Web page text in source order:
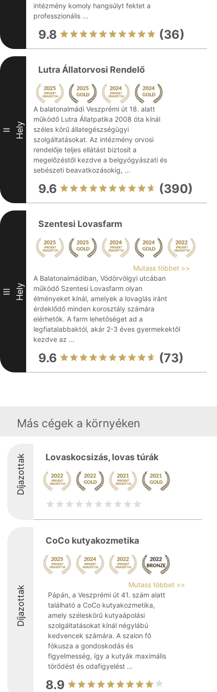
intézmény komoly hangsúlyt fektet a
professzionális ...
9.8 (36)
II Hely
Lutra Állatorvosi Rendelő
A balatonalmádi Veszprémi út 18. alatt
működő Lutra Állatpatika 2008 óta kínál
széles körű állategészségügyi
szolgáltatásokat. Az intézmény orvosi
rendelője teljes ellátást biztosít a
megelőzéstől kezdve a belgyógyászati és
sebészeti beavatkozásokig, ...
9.6 (390)
III Hely
Szentesi Lovasfarm
Mutass többet >>
A Balatonalmádiban, Vödörvölgyi utcában
működő Szentesi Lovasfarm olyan
élményeket kínál, amelyek a lovaglás iránt
érdeklődő minden korosztály számára
elérhetők. A farm lehetőséget ad a
legfiatalabbaktól, akár 2-3 éves gyermekektől
kezdve az ...
9.6 (73)
Más cégek a környéken
Díjazottak Lovaskocsizás, lovas túrák
Díjazottak
CoCo kutyakozmetika
Mutass többet >>
Pápán, a Veszprémi út 41. szám alatt
található a CoCo kutyakozmetika,
amely széleskörű kutyaápolási
szolgáltatásokat kínál négylábú
kedvencek számára. A szalon fő
fókusza a gondoskodás és
figyelmesség, így a kutyák maximális
törődést és odafigyelést ...
8.9